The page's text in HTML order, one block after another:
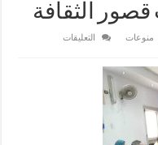
قصور الثقافة
منوعات التعليقات